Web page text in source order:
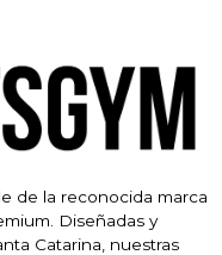
de la reconocida marca
Diseñadas y
Catarina, nuestras